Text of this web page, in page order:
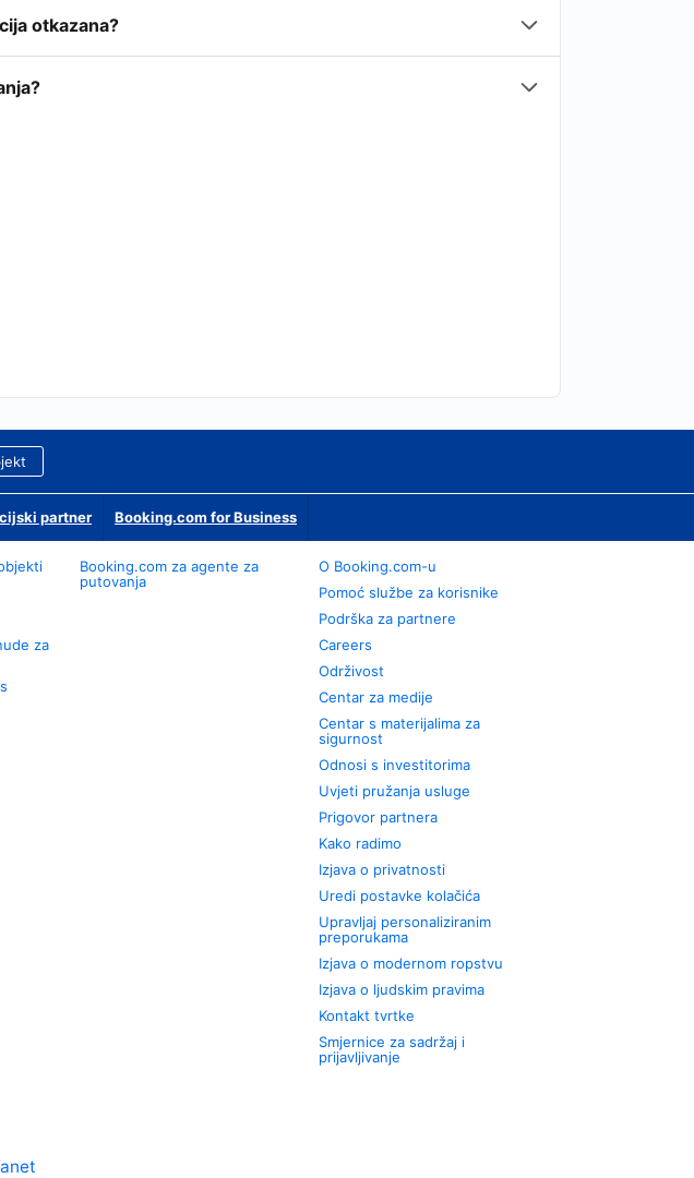
otkazana?
partner Booking.com for Business
za
Booking.com za agente za
putovanja
O Booking.com-u
Pomoć službe za korisnike
Podrška za partnere
Careers
Održivost
Centar za medije
Centar s materijalima za
sigurnost
Odnosi s investitorima
Uvjeti pružanja usluge
Prigovor partnera
Kako radimo
Izjava o privatnosti
Uredi postavke kolačića
Upravljaj personaliziranim
preporukama
Izjava o modernom ropstvu
Izjava o ljudskim pravima
Kontakt tvrtke
Smjernice za sadržaj i
prijavljivanje